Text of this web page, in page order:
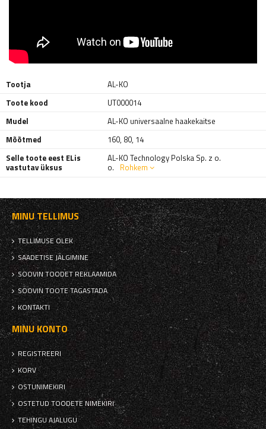
Tootja
AL-KO
Toote kood
UT000014
Mudel
AL-KO universaalne haakekaitse
Mõõtmed
160, 80, 14
Selle toote eest ELis
vastutav üksus
AL-KO Technology Polska Sp. z o.
o. Rohkem
MINU TELLIMUS
TELLIMUSE OLEK
SAADETISE JÄLGIMINE
SOOVIN TOODET REKLAAMIDA
SOOVIN TOOTE TAGASTADA
KONTAKTI
MINU KONTO
REGISTREERI
KORV
OSTUNIMEKIRI
OSTETUD TOODETE NIMEKIRI
TEHINGU AJALUGU